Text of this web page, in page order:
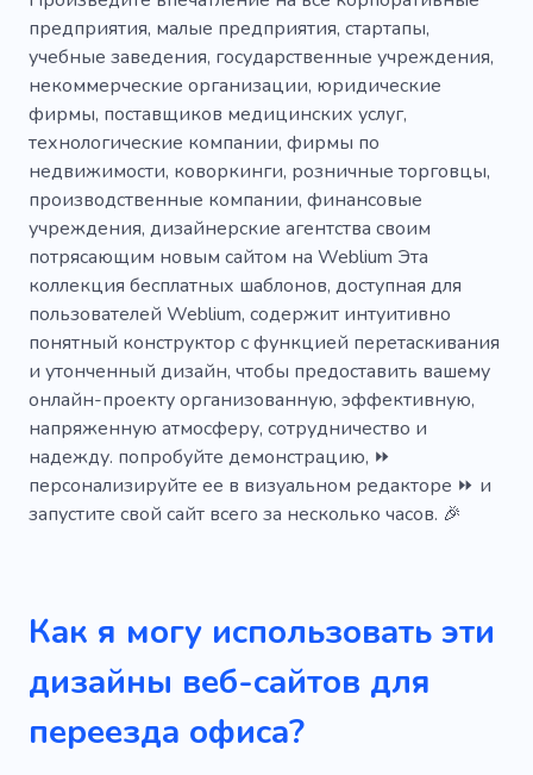
Кабинет для переговоров
Системы питания
Электронная коммерция
Лифт
по электронной почте
Персонал
Бизнес комната
Столы
Открытый стол
Место для встреч
Пространство для работы
Мир бизнеса
Деловая встреча
Дистанционный
Демонстрировать
Состав
Транспорт
Транспортировка
Доставка
Железная дорога
Безопасность
Дистрибьютор
Доставка
предприятия, малые предприятия, стартапы,
учебные заведения, государственные учреждения,
некоммерческие организации, юридические
фирмы, поставщиков медицинских услуг,
технологические компании, фирмы по
недвижимости, коворкинги, розничные торговцы,
производственные компании, финансовые
учреждения, дизайнерские агентства своим
потрясающим новым сайтом на Weblium Эта
коллекция бесплатных шаблонов, доступная для
пользователей Weblium, содержит интуитивно
понятный конструктор с функцией перетаскивания
и утонченный дизайн, чтобы предоставить вашему
онлайн-проекту организованную, эффективную,
напряженную атмосферу, сотрудничество и
надежду. попробуйте демонстрацию, ⏩
персонализируйте ее в визуальном редакторе ⏩ и
запустите свой сайт всего за несколько часов. 🎉
Как я могу использовать эти
дизайны веб-сайтов для
переезда офиса?